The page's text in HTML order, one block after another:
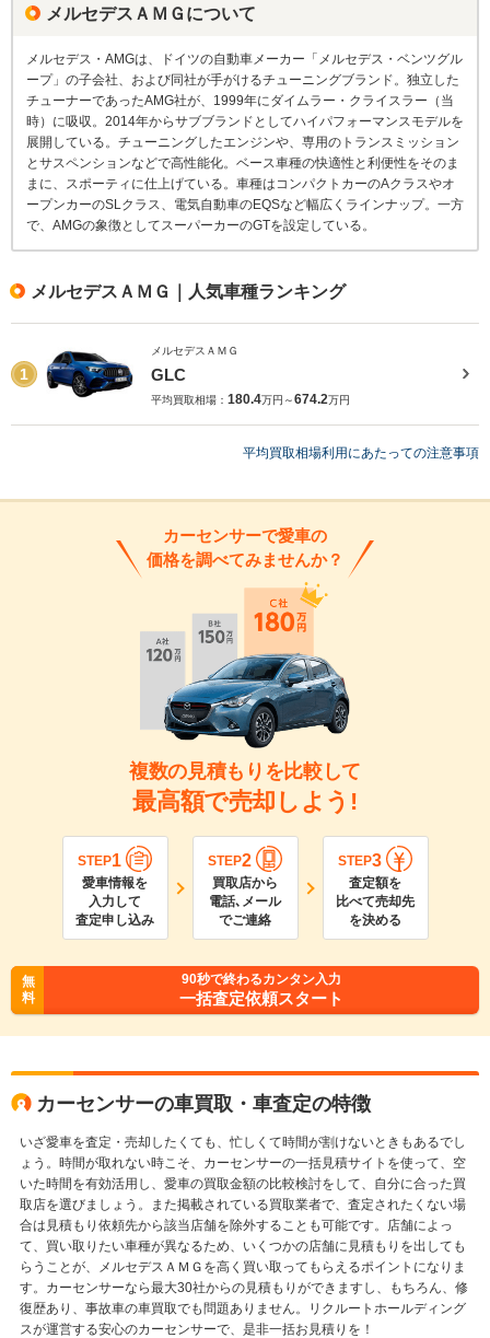
メルセデスＡＭＧについて
メルセデス・AMGは、ドイツの自動車メーカー「メルセデス・ベンツグル
ープ」の子会社、および同社が手がけるチューニングブランド。独立した
チューナーであったAMG社が、1999年にダイムラー・クライスラー（当
時）に吸収。2014年からサブブランドとしてハイパフォーマンスモデルを
展開している。チューニングしたエンジンや、専用のトランスミッション
とサスペンションなどで高性能化。ベース車種の快適性と利便性をそのま
まに、スポーティに仕上げている。車種はコンパクトカーのAクラスやオ
ープンカーのSLクラス、電気自動車のEQSなど幅広くラインナップ。一方
で、AMGの象徴としてスーパーカーのGTを設定している。
メルセデスＡＭＧ｜人気車種ランキング
1
メルセデスＡＭＧ
GLC
平均買取相場： 180.4万円～674.2万円
平均買取相場利用にあたっての注意事項
カーセンサーで愛車の
価格を調べてみませんか？
複数の見積もりを比較して
最高額で売却しよう!
STEP1
愛車情報を
入力して
査定申し込み
STEP2
買取店から
電話､メール
でご連絡
STEP3
査定額を
比べて売却先
を決める
無
料
90秒で終わるカンタン入力
一括査定依頼スタート
カーセンサーの車買取・車査定の特徴
いざ愛車を査定・売却したくても、忙しくて時間が割けないときもあるでし
ょう。時間が取れない時こそ、カーセンサーの一括見積サイトを使って、空
いた時間を有効活用し、愛車の買取金額の比較検討をして、自分に合った買
取店を選びましょう。また掲載されている買取業者で、査定されたくない場
合は見積もり依頼先から該当店舗を除外することも可能です。店舗によっ
て、買い取りたい車種が異なるため、いくつかの店舗に見積もりを出しても
らうことが、メルセデスＡＭＧを高く買い取ってもらえるポイントになりま
す。カーセンサーなら最大30社からの見積もりができますし、もちろん、修
復歴あり、事故車の車買取でも問題ありません。リクルートホールディング
スが運営する安心のカーセンサーで、是非一括お見積りを！